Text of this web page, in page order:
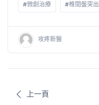
#微創治療 #椎間盤突出
攻疼新醫
上一頁